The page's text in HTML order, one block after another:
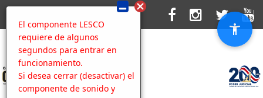
El componente LESCO
requiere de algunos
segundos para entrar en
funcionamiento.
Si desea cerrar (desactivar) el
componente de sonido y